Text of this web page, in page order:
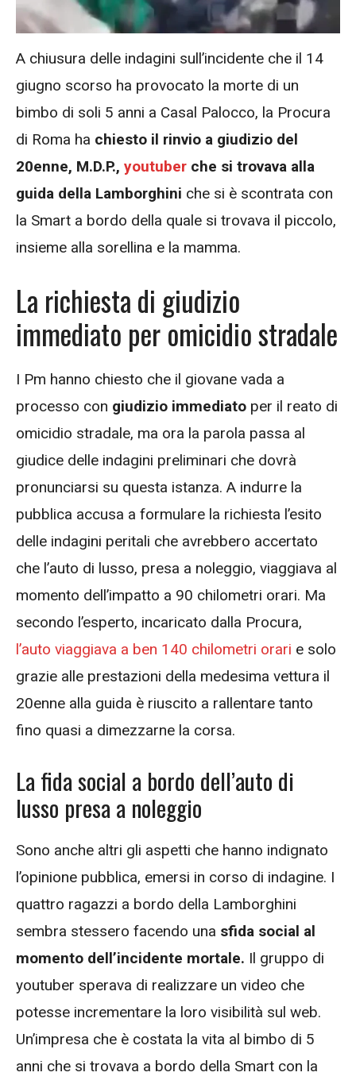
A chiusura delle indagini sull’incidente che il 14
giugno scorso ha provocato la morte di un
bimbo di soli 5 anni a Casal Palocco, la Procura
di Roma ha chiesto il rinvio a giudizio del
20enne, M.D.P., youtuber che si trovava alla
guida della Lamborghini che si è scontrata con
la Smart a bordo della quale si trovava il piccolo,
insieme alla sorellina e la mamma.
La richiesta di giudizio
immediato per omicidio stradale
I Pm hanno chiesto che il giovane vada a
processo con giudizio immediato per il reato di
omicidio stradale, ma ora la parola passa al
giudice delle indagini preliminari che dovrà
pronunciarsi su questa istanza. A indurre la
pubblica accusa a formulare la richiesta l’esito
delle indagini peritali che avrebbero accertato
che l’auto di lusso, presa a noleggio, viaggiava al
momento dell’impatto a 90 chilometri orari. Ma
secondo l’esperto, incaricato dalla Procura,
l’auto viaggiava a ben 140 chilometri orari e solo
grazie alle prestazioni della medesima vettura il
20enne alla guida è riuscito a rallentare tanto
fino quasi a dimezzarne la corsa.
La fida social a bordo dell’auto di
lusso presa a noleggio
Sono anche altri gli aspetti che hanno indignato
l’opinione pubblica, emersi in corso di indagine. I
quattro ragazzi a bordo della Lamborghini
sembra stessero facendo una sfida social al
momento dell’incidente mortale. Il gruppo di
youtuber sperava di realizzare un video che
potesse incrementare la loro visibilità sul web.
Un’impresa che è costata la vita al bimbo di 5
anni che si trovava a bordo della Smart con la